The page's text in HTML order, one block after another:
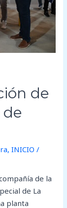
de
,INICIO /
de la
de La
planta